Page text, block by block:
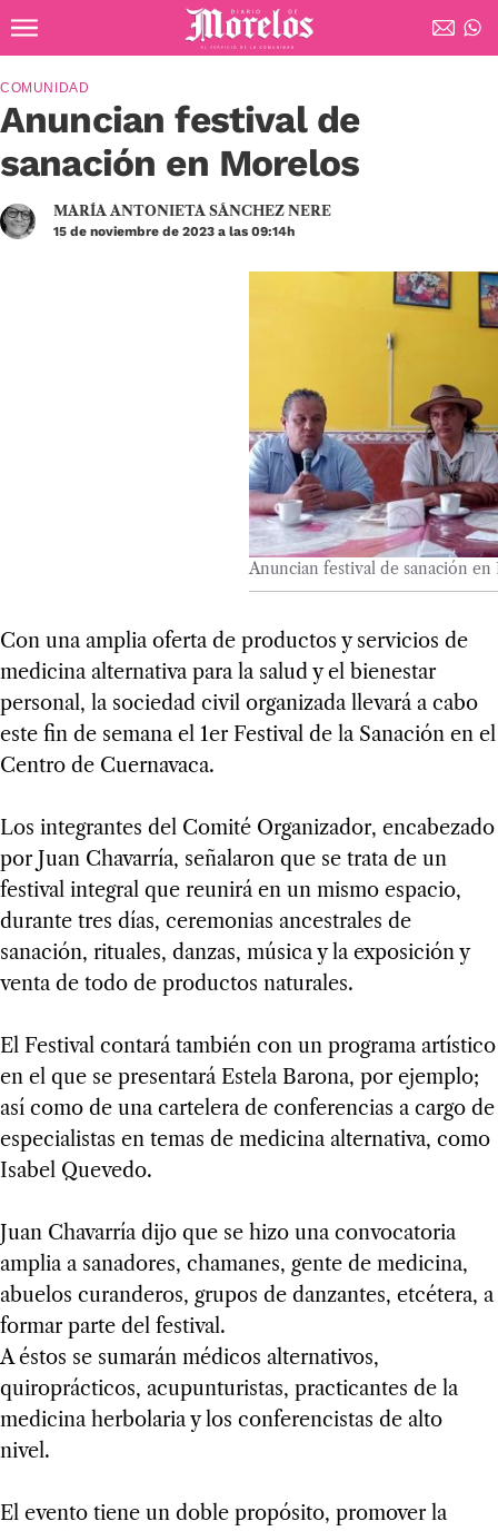
Diario de Morelos
Anuncian festival de
sanación en Morelos
COMUNIDAD
MARÍA ANTONIETA SÁNCHEZ NERE
15 de noviembre de 2023 a las 09:14h
Anuncian festival de sanación
Con una amplia oferta de productos y servicios de
medicina alternativa para la salud y el bienestar
personal, la sociedad civil organizada llevará a cabo
este fin de semana el 1er Festival de la Sanación en el
Centro de Cuernavaca.
Los integrantes del Comité Organizador, encabezado
por Juan Chavarría, señalaron que se trata de un
festival integral que reunirá en un mismo espacio,
durante tres días, ceremonias ancestrales de
sanación, rituales, danzas, música y la exposición y
venta de todo de productos naturales.
El Festival contará también con un programa artístico
en el que se presentará Estela Barona, por ejemplo;
así como de una cartelera de conferencias a cargo de
especialistas en temas de medicina alternativa, como
Isabel Quevedo.
Juan Chavarría dijo que se hizo una convocatoria
amplia a sanadores, chamanes, gente de medicina,
abuelos curanderos, grupos de danzantes, etcétera, a
formar parte del festival.
A éstos se sumarán médicos alternativos,
quiroprácticos, acupunturistas, practicantes de la
medicina herbolaria y los conferencistas de alto
nivel.
El evento tiene un doble propósito, promover la